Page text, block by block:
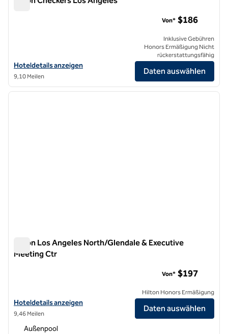
Hoteldetails für Hilton Checkers Los Angeles anzeigen
Hoteldetails anzeigen
9,10 Meilen
Von* $186
Inklusive Gebühren
Honors Ermäßigung Nicht
rückerstattungsfähig
Daten auswählen
1/12
1 von 12
Hilton Los Angeles North/Glendale & Executive
Meeting Ctr
Hoteldetails für das Hilton Los Angeles North/Glendale & Executive
Hoteldetails anzeigen
9,46 Meilen
Von* $197
Hilton Honors Ermäßigung
Daten auswählen
Außenpool